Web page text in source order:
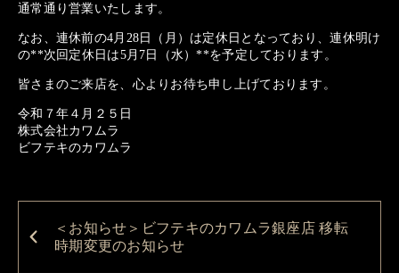
通常通り営業いたします。
なお、連休前の4月28日（月）は定休日となっており、連休明け
の**次回定休日は5月7日（水）**を予定しております。
皆さまのご来店を、心よりお待ち申し上げております。
令和７年４月２５日
株式会社カワムラ
ビフテキのカワムラ
＜お知らせ＞ビフテキのカワムラ銀座店 移転
時期変更のお知らせ